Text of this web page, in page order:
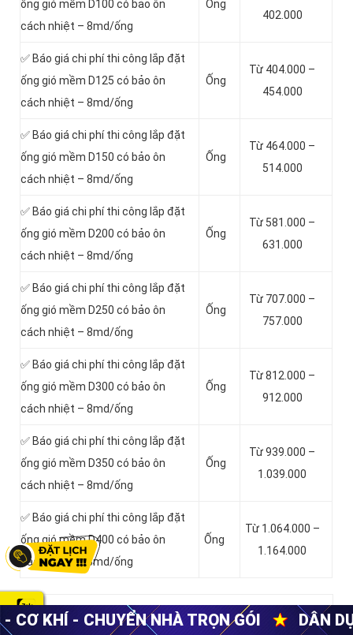
ống gió mềm D100 có bảo ôn
cách nhiệt – 8md/ống
Ống
402.000
✅ Báo giá chi phí thi công lắp đặt
ống gió mềm D125 có bảo ôn
cách nhiệt – 8md/ống
Ống
Từ 404.000 –
454.000
✅ Báo giá chi phí thi công lắp đặt
ống gió mềm D150 có bảo ôn
cách nhiệt – 8md/ống
Ống
Từ 464.000 –
514.000
✅ Báo giá chi phí thi công lắp đặt
ống gió mềm D200 có bảo ôn
cách nhiệt – 8md/ống
Ống
Từ 581.000 –
631.000
✅ Báo giá chi phí thi công lắp đặt
ống gió mềm D250 có bảo ôn
cách nhiệt – 8md/ống
Ống
Từ 707.000 –
757.000
✅ Báo giá chi phí thi công lắp đặt
ống gió mềm D300 có bảo ôn
cách nhiệt – 8md/ống
Ống
Từ 812.000 –
912.000
✅ Báo giá chi phí thi công lắp đặt
ống gió mềm D350 có bảo ôn
cách nhiệt – 8md/ống
Ống
Từ 939.000 –
1.039.000
✅ Báo giá chi phí thi công lắp đặt
ống gió mềm D400 có bảo ôn
cách nhiệt – 8md/ống
Ống
Từ 1.064.000 –
1.164.000
Bảng báo chi phí thi công lắp đặt ống gió
TRỌN GÓI ★ DÂN DỤNG - CÔNG NGHIỆP